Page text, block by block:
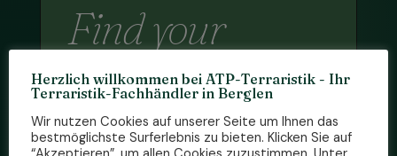
Find your
reptile and
more.
Entdecke eine Welt voller
Herzlich willkommen bei ATP-Terraristik - Ihr
Terraristik-Fachhändler in Berglen
Wir nutzen Cookies auf unserer Seite um Ihnen das
bestmöglichste Surferlebnis zu bieten. Klicken Sie auf